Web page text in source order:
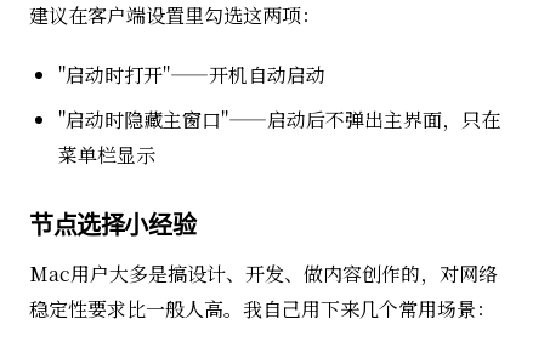
建议在客户端设置里勾选这两项：
"启动时打开"——开机自动启动
"启动时隐藏主窗口"——启动后不弹出主界面，只在
菜单栏显示
节点选择小经验
Mac用户大多是搞设计、开发、做内容创作的，对网络
稳定性要求比一般人高。我自己用下来几个常用场景：